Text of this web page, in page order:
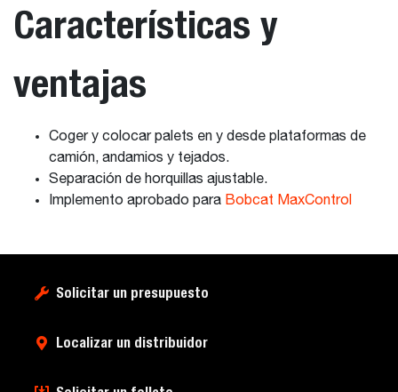
Características y
ventajas
Coger y colocar palets en y desde plataformas de
camión, andamios y tejados.
Separación de horquillas ajustable.
Implemento aprobado para Bobcat MaxControl
Solicitar un presupuesto
Localizar un distribuidor